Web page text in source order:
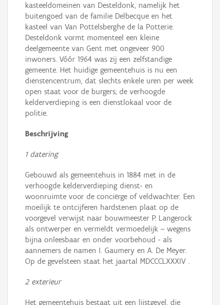
kasteeldomeinen van Desteldonk, namelijk het
buitengoed van de familie Delbecque en het
kasteel van Van Pottelsberghe de la Potterie.
Desteldonk vormt momenteel een kleine
deelgemeente van Gent met ongeveer 900
inwoners. Vóór 1964 was zij een zelfstandige
gemeente. Het huidige gemeentehuis is nu een
dienstencentrum, dat slechts enkele uren per week
open staat voor de burgers; de verhoogde
kelderverdieping is een dienstlokaal voor de
politie.
Beschrijving
1 datering
Gebouwd als gemeentehuis in 1884 met in de
verhoogde kelderverdieping dienst- en
woonruimte voor de conciërge of veldwachter. Een
moeilijk te ontcijferen hardstenen plaat op de
voorgevel verwijst naar bouwmeester P. Langerock
als ontwerper en vermeldt vermoedelijk – wegens
bijna onleesbaar en onder voorbehoud - als
aannemers de namen I. Gaumery en A. De Meyer.
Op de gevelsteen staat het jaartal MDCCCLXXXIV .
2 exterieur
Het gemeentehuis bestaat uit een lijstgevel, die